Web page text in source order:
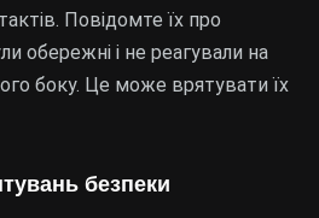
Повідомте їх про
обережні і не реагували на
боку. Це може врятувати їх
безпеки